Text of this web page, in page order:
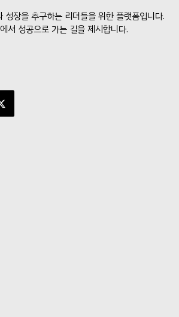
장을 추구하는 리더들을 위한 플랫폼입니다.
서 성공으로 가는 길을 제시합니다.